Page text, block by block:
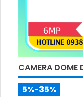
CAMERA
5%-35%